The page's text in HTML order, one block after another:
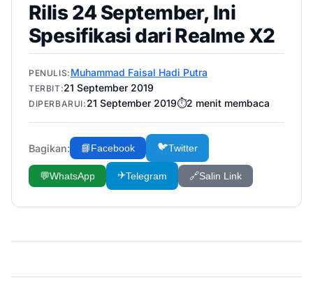
Rilis 24 September, Ini
Spesifikasi dari Realme X2
PENULIS: Muhammad Faisal Hadi Putra
TERBIT:21 September 2019
DIPERBARUI: 21 September 2019⏱️2 menit membaca
Bagikan: 📘Facebook 🐦Twitter
💬WhatsApp ✈️Telegram 🔗Salin Link